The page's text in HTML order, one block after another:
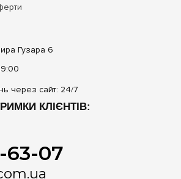
Гузара 6
через сайт: 24/7
КЛІЄНТІВ:
63-07